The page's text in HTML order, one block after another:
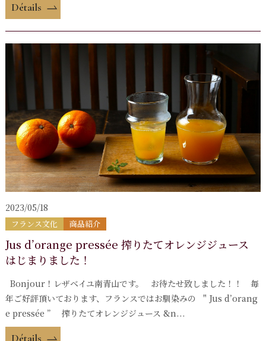
Détails
2023/05/18
フランス文化 商品紹介
Jus d’orange pressée 搾りたてオレンジジュース
はじまりました！
Bonjour！レザベイユ南青山です。 お待たせ致しました！！ 毎
年ご好評頂いております、フランスではお馴染みの " Jus d’orang
e pressée ” 搾りたてオレンジジュース &n...
Détails